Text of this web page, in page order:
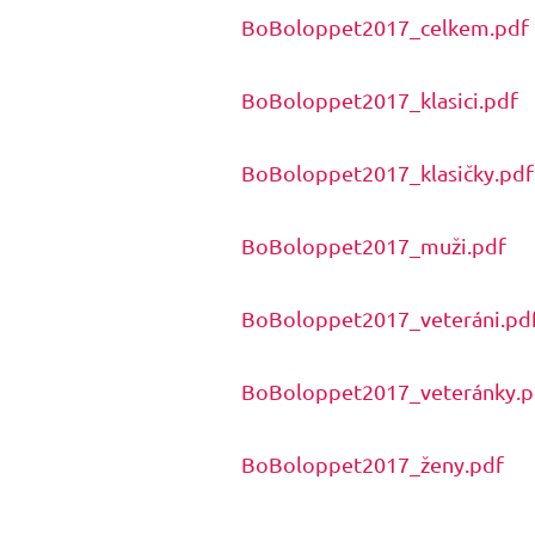
BoBoloppet2017_celkem.pdf
BoBoloppet2017_klasici.pdf
BoBoloppet2017_klasičky.pdf
BoBoloppet2017_muži.pdf
BoBoloppet2017_ženy.pdf